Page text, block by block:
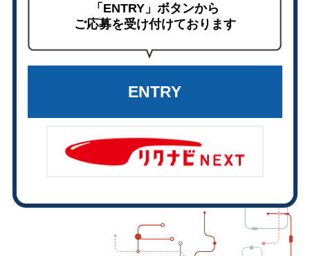
「ENTRY」ボタンから
ご応募を受け付けております
ENTRY